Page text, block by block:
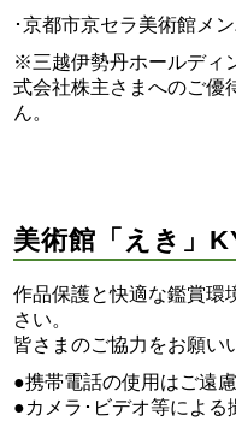
･京都市京セラ美術館メ
※三越伊勢丹ホールディ
式会社株主さまへのご優
ん。
美術館「えき」
作品保護と快適な鑑賞環
さい。
皆さまのご協力をお願い
●携帯電話の使用はご遠慮
●カメラ･ビデオ等による